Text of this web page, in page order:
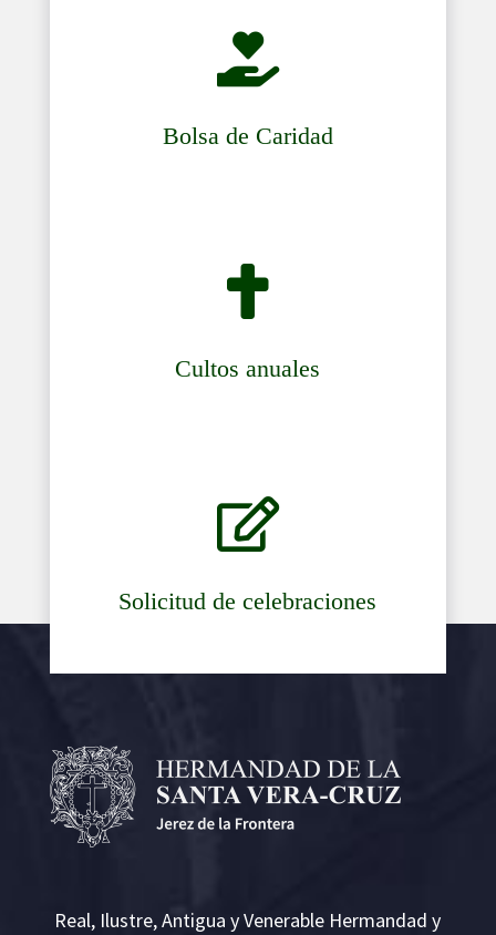

Bolsa de Caridad

Cultos anuales

Solicitud de celebraciones
Real, Ilustre, Antigua y Venerable Hermandad y